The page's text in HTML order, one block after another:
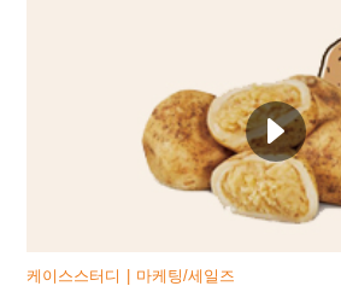
케이스스터디 마케팅/세일즈